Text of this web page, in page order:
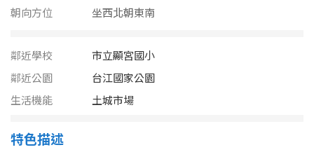
雲林縣
嘉義市
嘉義縣
40~50 坪
80坪以上
朝向方位
坐西北朝東南
鄰近學校
市立顯宮國小
鄰近公園
台江國家公園
生活機能
土城市場
特色描述